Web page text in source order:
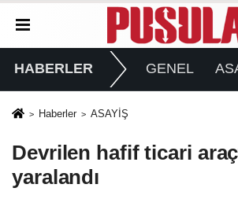
HABERLER GENEL
Haberler ASAYİŞ
Devrilen hafif ticari
yaralandı